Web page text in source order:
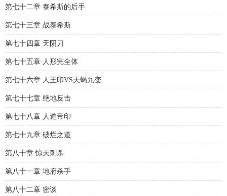
第七十二章 泰希斯的后手
第七十三章 战泰希斯
第七十四章 天阴刀
第七十五章 人形完全体
第七十六章 人王印VS天蝎九变
第七十七章 绝地反击
第七十八章 人道帝印
第七十九章 破烂之道
第八十章 惊天刺杀
第八十一章 地府杀手
第八十二章 密谈